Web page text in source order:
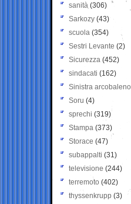
sanità (306)
Sarkozy (43)
scuola (354)
Sestri Levante (2)
Sicurezza (452)
sindacati (162)
Sinistra arcobaleno
Soru (4)
sprechi (319)
Stampa (373)
Storace (47)
subappalti (31)
televisione(244)
terremoto (402)
thyssenkrupp (3)